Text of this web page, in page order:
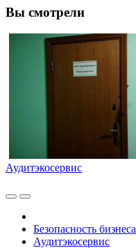
Вы смотрели
Аудитэкосервис
Безопасность бизнеса
Аудитэкосервис